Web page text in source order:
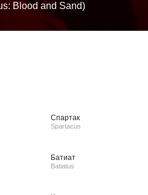
Blood and Sand)
Спартак
Spartacus
Батиат
Batiatus